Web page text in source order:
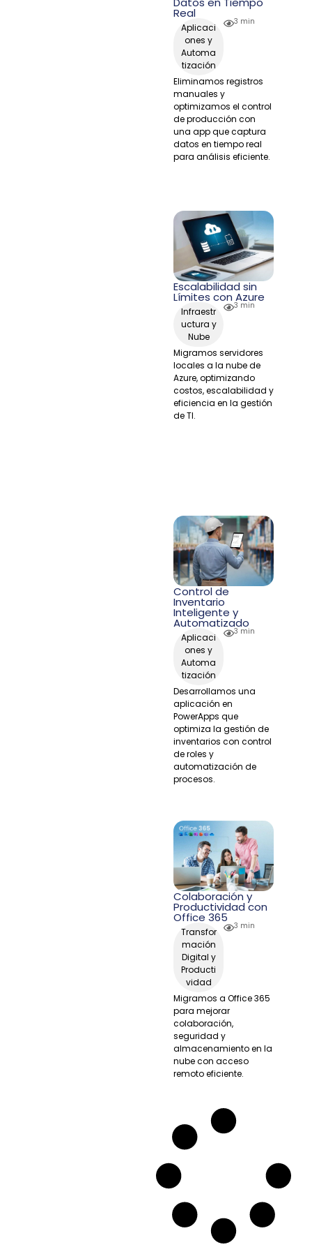
Real
Aplicaci
ones y
Automa
tización
3 min
Eliminamos registros
manuales y
optimizamos el control
de producción con
una app que captura
datos en tiempo real
para análisis eficiente.
Escalabilidad sin
Límites con Azure
Infraestr
uctura y
Nube
3 min
Migramos servidores
locales a la nube de
Azure, optimizando
costos, escalabilidad y
eficiencia en la gestión
de TI.
Control de
Inventario
Inteligente y
Automatizado
Aplicaci
ones y
Automa
tización
3 min
Desarrollamos una
aplicación en
PowerApps que
optimiza la gestión de
inventarios con control
de roles y
automatización de
procesos.
Colaboración y
Productividad con
Office 365
Transfor
mación
Digital y
Producti
vidad
3 min
Migramos a Office 365
para mejorar
colaboración,
seguridad y
almacenamiento en la
nube con acceso
remoto eficiente.